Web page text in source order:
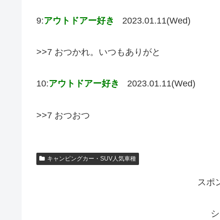
9:アウトドアー好き 2023.01.11(Wed)
>>7 おつかれ。いつもありがと
10:アウトドアー好き 2023.01.11(Wed)
>>7 おつおつ
キャンピングカー・SUV人気車種
スポ